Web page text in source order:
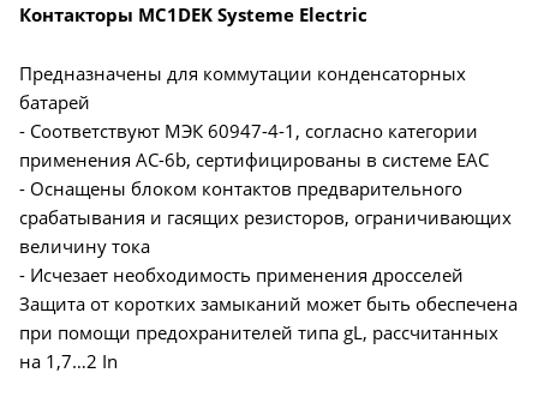
Контакторы MC1DEK Systeme Electric
Предназначены для коммутации конденсаторных
батарей
- Соответствуют МЭК 60947-4-1, согласно категории
применения AC-6b, сертифицированы в системе EAC
- Оснащены блоком контактов предварительного
срабатывания и гасящих резисторов, ограничивающих
величину тока
- Исчезает необходимость применения дросселей
Защита от коротких замыканий может быть обеспечена
при помощи предохранителей типа gL, рассчитанных
на 1,7…2 In